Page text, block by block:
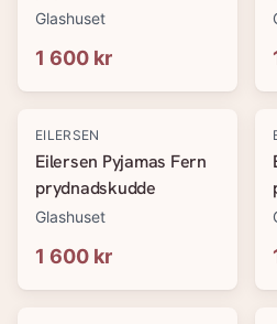
Glashuset
1 600 kr
EILERSEN
Eilersen Pyjamas Fern
prydnadskudde
Glashuset
1 600 kr